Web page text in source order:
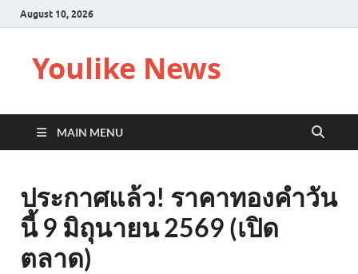
August 10, 2026
Youlike News
MAIN MENU
ประกาศแล้ว! ราคาทองคำวัน
นี้ 9 มิถุนายน 2569 (เปิด
ตลาด)